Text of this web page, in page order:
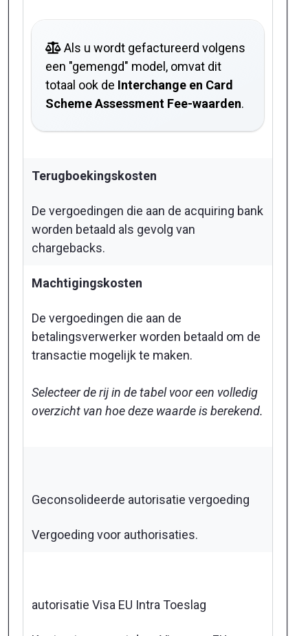
Als u wordt gefactureerd volgens
een "gemengd" model, omvat dit
totaal ook de Interchange en Card
Scheme Assessment Fee-waarden.
Terugboekingskosten
De vergoedingen die aan de acquiring bank
worden betaald als gevolg van
chargebacks.
Machtigingskosten
De vergoedingen die aan de
betalingsverwerker worden betaald om de
transactie mogelijk te maken.
Selecteer de rij in de tabel voor een volledig
overzicht van hoe deze waarde is berekend.
Geconsolideerde autorisatie vergoeding
Vergoeding voor authorisaties.
autorisatie Visa EU Intra Toeslag